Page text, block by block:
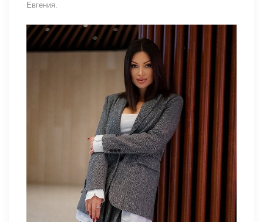
Евгения.